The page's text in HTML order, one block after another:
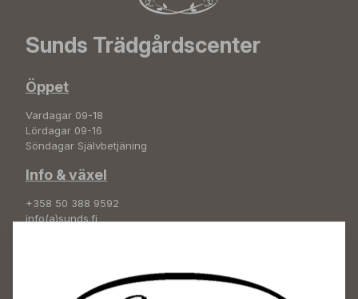
Sunds Trädgårdscenter
Öppet
Vardagar 09-18
Lördagar 09-16
Söndagar Självbetjäning
Info & växel
+358 50 388 9592
info(a)sunds.fi
Sunds Trädgård Ab
Svedenvägen 66